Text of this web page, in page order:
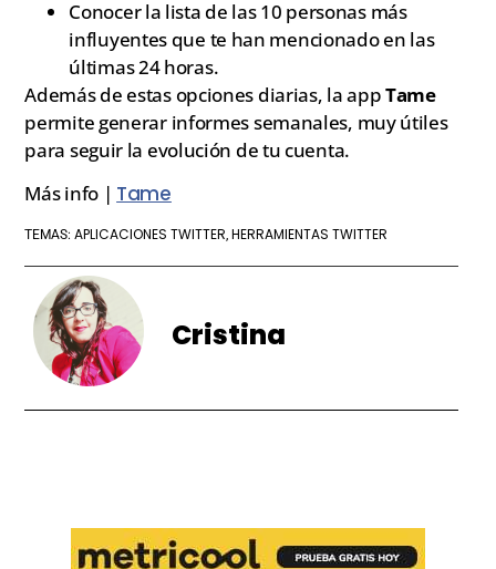
Conocer la lista de las 10 personas más
influyentes que te han mencionado en las
últimas 24 horas.
Además de estas opciones diarias, la appTame
permite generar informes semanales, muy útiles
para seguir la evolución de tu cuenta.
Más info | Tame
TEMAS:APLICACIONES TWITTER ,HERRAMIENTAS TWITTER
Cristina